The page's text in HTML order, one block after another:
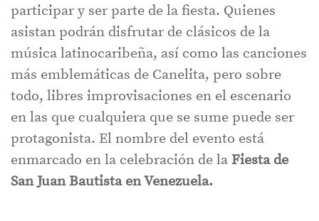
participar y ser parte de la fiesta. Quienes
asistan podrán disfrutar de clásicos de la
música latinocaribeña, así como las canciones
más emblemáticas de Canelita, pero sobre
todo, libres improvisaciones en el escenario
en las que cualquiera que se sume puede ser
protagonista. El nombre del evento está
enmarcado en la celebración de la Fiesta de
San Juan Bautista en Venezuela.